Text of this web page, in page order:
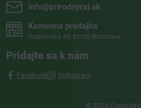
info​@prirodnyraj​.sk
Kamenná predajňa
Ružinovská 40, 82103 Bratislava
Pridajte sa k nám
Facebook Instagram
© 2026 Copyright